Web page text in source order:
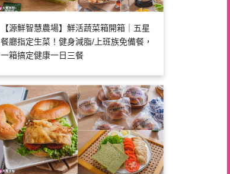
【源鮮智慧農場】鮮活蔬菜箱開箱｜五星
餐廳指定生菜！健身減脂/上班族免備餐，
一箱搞定健康一日三餐